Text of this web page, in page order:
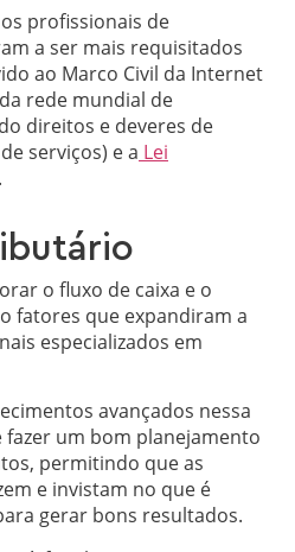
profissionais de
a ser mais requisitados
ao Marco Civil da Internet
rede mundial de
direitos e deveres de
serviços) e a Lei
.
o fluxo de caixa e o
fatores que expandiram a
especializados em
avançados nessa
um bom planejamento
permitindo que as
e invistam no que é
gerar bons resultados.